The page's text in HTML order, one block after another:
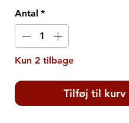
Antal *
Kun 2 tilbage
Tilføj til kurv